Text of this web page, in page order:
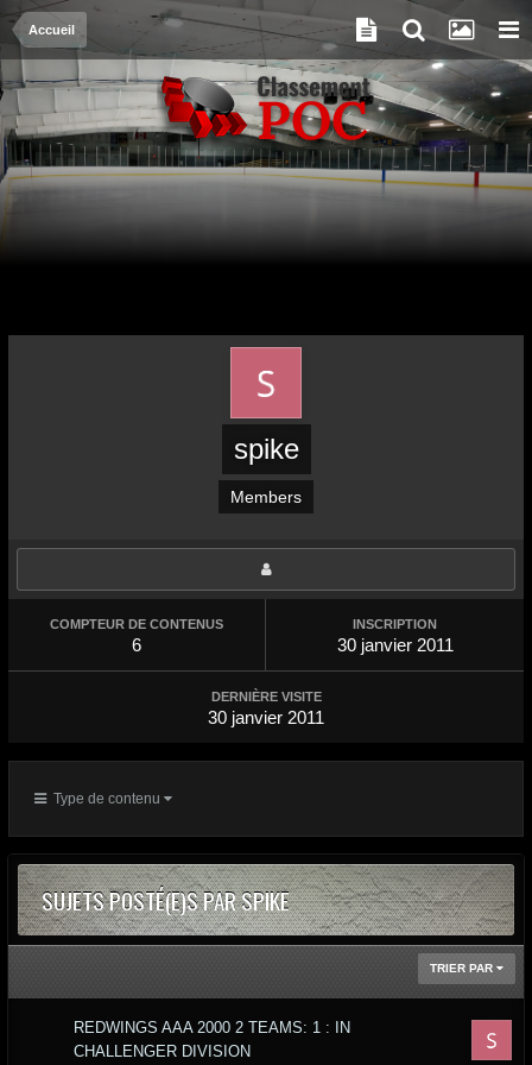
Accueil
spike
Members
COMPTEUR DE CONTENUS
6
INSCRIPTION
30 janvier 2011
DERNIÈRE VISITE
30 janvier 2011
Type de contenu
SUJETS POSTÉ(E)S PAR SPIKE
TRIER PAR
REDWINGS AAA 2000 2 TEAMS: 1 : IN
CHALLENGER DIVISION